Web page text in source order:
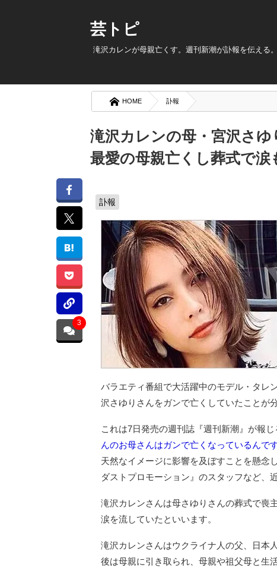
芸トピ
滝沢カレンが母親亡くす。週刊新潮が訃報を伝える
HOME 訃報
滝沢カレンの母・宮沢さゆ
最愛の母親亡くし葬式で涙
訃報
3
バラエティ番組で大活躍中のモデル・タレ
沢さゆりさんをガンで亡くしていたことが
これは7日発売の週刊誌『週刊新潮』が報
んのお母さんはガンで亡くなっているんです
天然なイメージに影響を及ぼすことを懸念
ダストプロモーション』のスタッフなど、
滝沢カレンさんは母さゆりさんの葬式で喪主
涙を流していたといいます。
滝沢カレンさんはウクライナ人の父、日本
後は母親に引き取られ、母親や祖父母と生